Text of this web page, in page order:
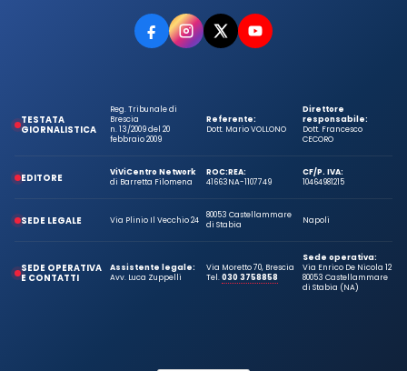
TESTATA
GIORNALISTICA
Reg. Tribunale di
Brescia
n. 13/2009 del 20
febbraio 2009
Referente:
Dott. Mario VOLLONO
Direttore
responsabile:
Dott. Francesco
CECORO
EDITORE
ViViCentro Network
di Barretta Filomena
ROC:
41663
REA:
NA-1107749
CF/P. IVA:
10464981215
SEDE LEGALE Via Plinio Il Vecchio 24
80053 Castellammare
di Stabia
Napoli
SEDE OPERATIVA
E CONTATTI
Assistente legale:
Avv. Luca Zuppelli
Via Moretto 70, Brescia
Tel.030 3758858
Sede operativa:
Via Enrico De Nicola 12
80053 Castellammare
di Stabia (NA)